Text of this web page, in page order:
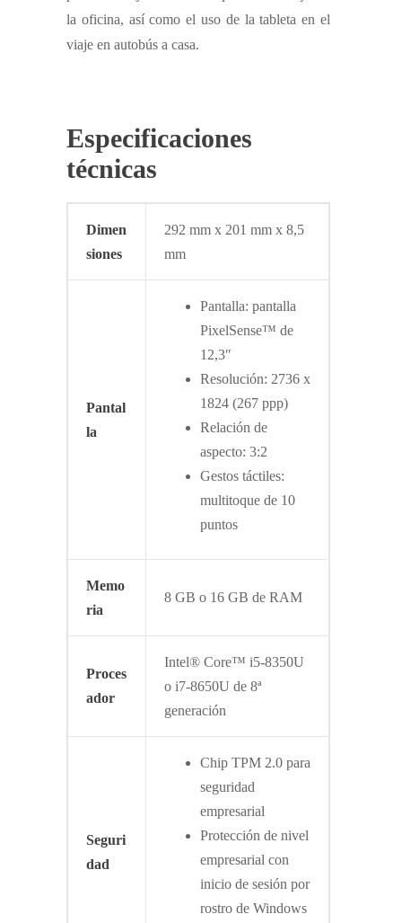
la oficina, así como el uso de la tableta en el
viaje en autobús a casa.
Especificaciones
técnicas
Dimen
siones
292 mm x 201 mm x 8,5
mm
Pantal
la
Pantalla: pantalla
PixelSense™ de
12,3″
Resolución: 2736 x
1824 (267 ppp)
Relación de
aspecto: 3:2
Gestos táctiles:
multitoque de 10
puntos
Memo
ria
8 GB o 16 GB de RAM
Proces
ador
Intel® Core™ i5-8350U
o i7-8650U de 8ª
generación
Seguri
dad
Chip TPM 2.0 para
seguridad
empresarial
Protección de nivel
empresarial con
inicio de sesión por
rostro de Windows